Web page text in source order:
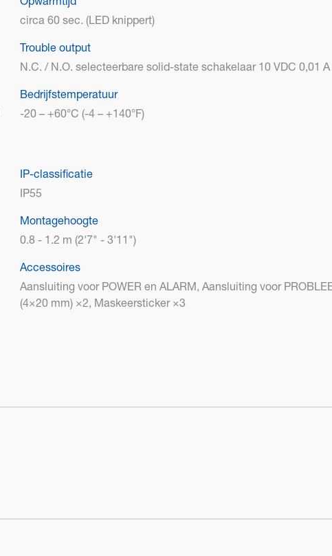
Opwarmtijd
circa 60 sec. (LED knippert)
Trouble output
N.C. / N.O. selecteerbare solid-state schakelaar 10 VDC 0,01 A
Bedrijfstemperatuur
-20 – +60°C (-4 – +140°F)
IP-classificatie
IP55
Montagehoogte
0.8 - 1.2 m (2'7" - 3'11")
Accessoires
Aansluiting voor POWER en ALARM, Aansluiting voor
(4×20 mm) ×2, Maskeersticker ×3